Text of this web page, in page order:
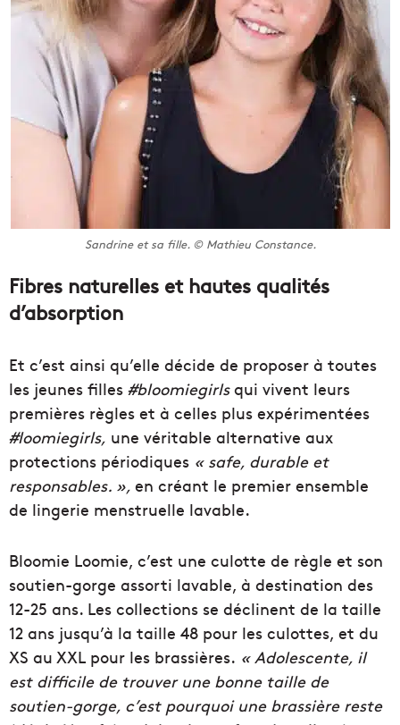
Sandrine et sa fille. © Mathieu Constance.
Fibres naturelles et hautes qualités
d’absorption
Et c’est ainsi qu’elle décide de proposer à toutes
les jeunes filles #bloomiegirlsqui vivent leurs
premières règles et à celles plus expérimentées
#loomiegirls, une véritable alternative aux
protections périodiques « safe, durable et
responsables. », en créant le premier ensemble
de lingerie menstruelle lavable.
Bloomie Loomie, c’est une culotte de règle et son
soutien-gorge assorti lavable, à destination des
12-25 ans. Les collections se déclinent de la taille
12 ans jusqu’à la taille 48 pour les culottes, et du
XS au XXL pour les brassières. « Adolescente, il
est difficile de trouver une bonne taille de
soutien-gorge, c’est pourquoi une brassière reste